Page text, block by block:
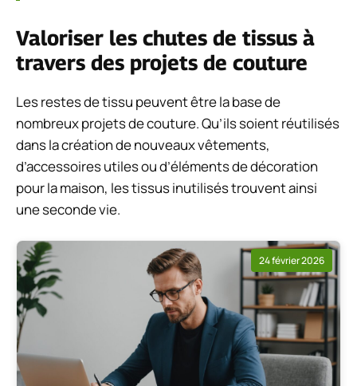
Valoriser les chutes de tissus à
travers des projets de couture
Les restes de tissu peuvent être la base de
nombreux projets de couture. Qu’ils soient réutilisés
dans la création de nouveaux vêtements,
d’accessoires utiles ou d’éléments de décoration
pour la maison, les tissus inutilisés trouvent ainsi
une seconde vie.
24 février 2026